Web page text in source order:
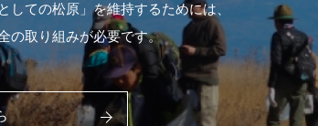
しての松原」を維持するためには、
の取り組みが必要です。